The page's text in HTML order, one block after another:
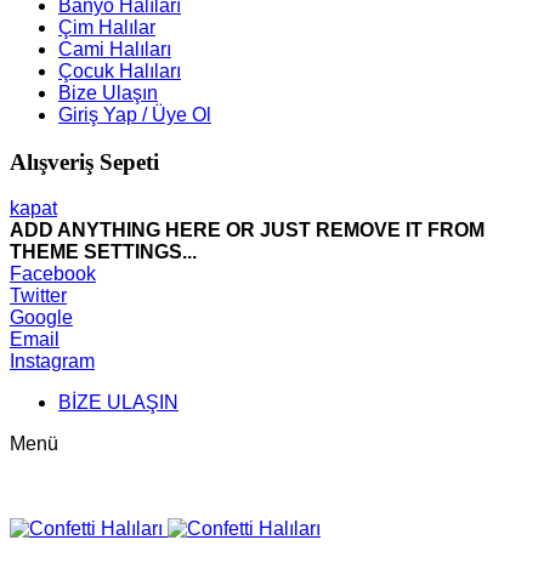
Banyo Halıları
Çim Halılar
Cami Halıları
Çocuk Halıları
Bize Ulaşın
Giriş Yap / Üye Ol
Alışveriş Sepeti
kapat
ADD ANYTHING HERE OR JUST REMOVE IT FROM
THEME SETTINGS...
Facebook
Twitter
Google
Email
Instagram
BİZE ULAŞIN
Menü